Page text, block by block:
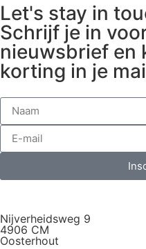
Let's stay in
Schrijf je in
nieuwsbrief en
korting in je
Nijverheidsweg 9
4906 CM
Oosterhout